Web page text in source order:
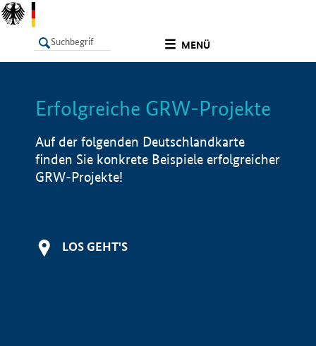
MENÜ
LISTE Info
Erfolgreiche GRW-Projekte
Auf der folgenden Deutschlandkarte
finden Sie konkrete Beispiele erfolgreicher
GRW-Projekte!
LOS GEHT'S